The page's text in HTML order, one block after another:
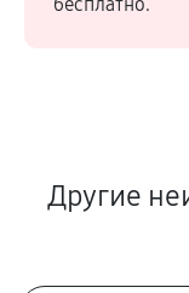
Другие